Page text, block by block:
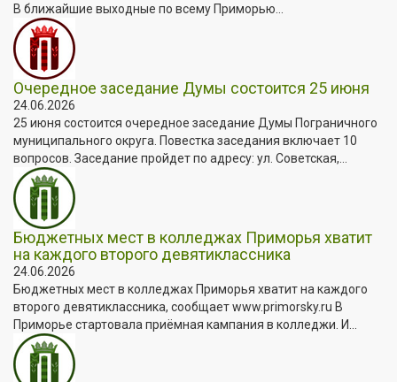
В ближайшие выходные по всему Приморью...
Очередное заседание Думы состоится 25 июня
24.06.2026
25 июня состоится очередное заседание Думы Пограничного
муниципального округа. Повестка заседания включает 10
вопросов. Заседание пройдет по адресу: ул. Советская,...
Бюджетных мест в колледжах Приморья хватит
на каждого второго девятиклассника
24.06.2026
Бюджетных мест в колледжах Приморья хватит на каждого
второго девятиклассника, сообщает www.primorsky.ru В
Приморье стартовала приёмная кампания в колледжи. И...